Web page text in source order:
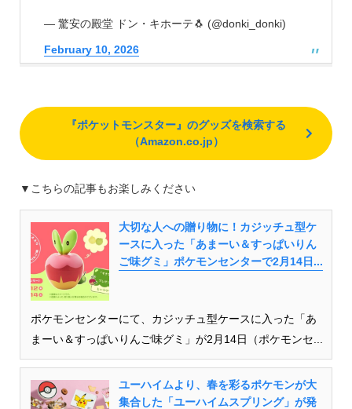
— 驚安の殿堂 ドン・キホーテ🐧 (@donki_donki)
February 10, 2026
『ポケットモンスター』のグッズを検索する
（Amazon.co.jp）
▼こちらの記事もお楽しみください
大切な人への贈り物に！カジッチュ型ケ
ースに入った「あまーい＆すっぱいりん
ご味グミ」ポケモンセンターで2月14日...
ポケモンセンターにて、カジッチュ型ケースに入った「あ
まーい＆すっぱいりんご味グミ」が2月14日（ポケモンセ...
ユーハイムより、春を彩るポケモンが大
集合した「ユーハイムスプリング」が発